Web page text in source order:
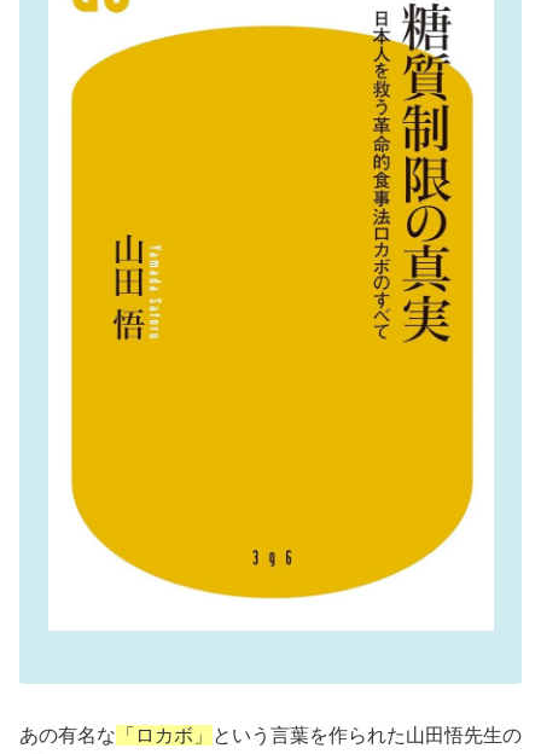
あの有名な 「ロカボ」
という言葉を作られた山田悟先生の